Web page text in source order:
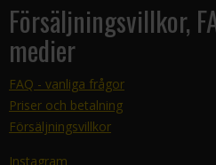
Försäljningsvillkor,
medier
FAQ - vanliga frågor
Priser och betalning
Försäljningsvillkor
Instagram